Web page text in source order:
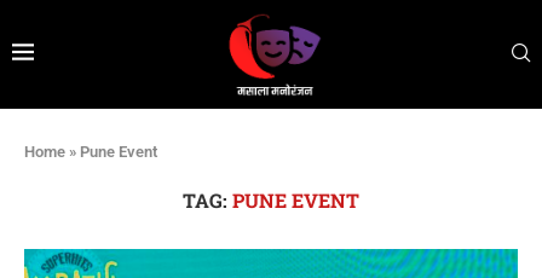
Home » Pune Event
TAG: PUNE EVENT